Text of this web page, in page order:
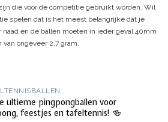
die voor de competitie gebruikt worden. Wil
spelen dat is het meest belangrijke dat je
en de ballen moeten in ieder geval 40mm
ongeveer 2,7 gram.
ultieme pingpongballen voor
feestjes en tafeltennis! 🍻